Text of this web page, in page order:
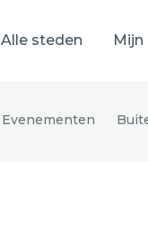
Alle steden Mijn
Evenementen